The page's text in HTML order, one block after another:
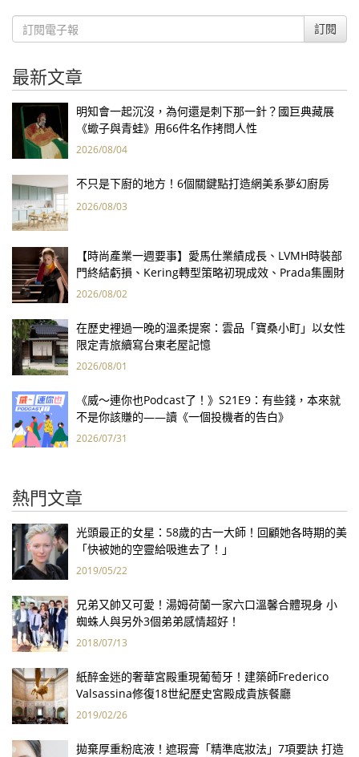
訂閱
最新文章
明知會一起沉沒，為何還是刺下那一針？國巨典藏展
《蠍子與青蛙》用66件名作拷問人性
2026/08/04
不只是下廚的地方！6個關鍵點打造網美系夢幻廚房
2026/08/03
【時尚產業一週要事】愛馬仕業績成長、LVMH時裝部
門終結虧損、Kering轉型策略初現成效、Prada集團財
報亮眼
2026/08/02
在歷史裡過一晚的溫柔提案：雲品「寶桑小町」以女性
限定青旅續寫台東老屋記憶
2026/08/01
《威～連你也Podcast了！》S21E9：有些錢，本來就
不是你該賺的——讀《一個投機者的告白》
2026/07/31
熱門文章
光頭最正的女星：58歲的古一大師！回顧她各時期的美
「快被她的空靈給吸進去了！」
2019/05/22
兄弟又帥又可愛！湯姆荷蘭一家六口溫馨合體現身 小
蜘蛛人與另外3個弟弟感情超好！
2018/07/13
紙醉金迷的奢華宮殿重現葡萄牙！建築師Frederico
Valsassina修復18世紀歷史宮殿成貴族餐廳
2019/02/26
拋棄厚重粉底液！遮瑕膏「精準底妝法」7項要訣 打造